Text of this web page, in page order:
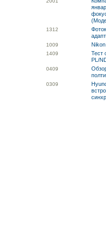
1312
1009
1409
Тест
PL/
0409
0309